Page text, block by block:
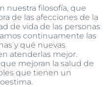
nuestra filosofía, que
de las afecciones de la
de vida de las personas
continuamente las
y qué nuevas
atenderlas mejor.
mejoran la salud de
que tienen un